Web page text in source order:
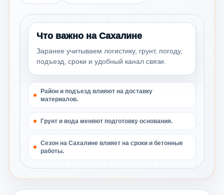
Что важно на Сахалине
Заранее учитываем логистику, грунт, погоду,
подъезд, сроки и удобный канал связи.
Район и подъезд влияют на доставку
материалов.
Грунт и вода меняют подготовку основания.
Сезон на Сахалине влияет на сроки и бетонные
работы.